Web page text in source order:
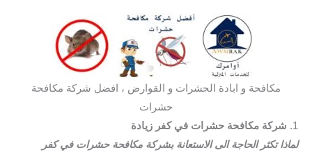
مكافحة و ابادة الحشرات و القوارض ، افضل شركة مكافحة
حشرات
1.
شركة مكافحة حشرات في كفر زيادة
لماذا تكثر الحاجة الى الاستعانة بشركة مكافحة حشرات في كفر